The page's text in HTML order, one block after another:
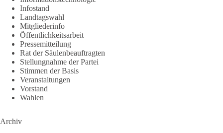
Infostand
Landtagswahl
Mitgliederinfo
Öffentlichkeitsarbeit
Pressemitteilung
Rat der Säulenbeauftragten
Stellungnahme der Partei
Stimmen der Basis
Veranstaltungen
Vorstand
Wahlen
Archiv